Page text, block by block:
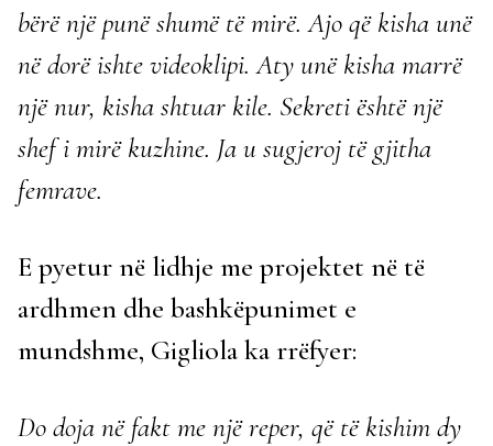
bërë një punë shumë të mirë. Ajo që kisha unë
në dorë ishte videoklipi. Aty unë kisha marrë
një nur, kisha shtuar kile. Sekreti është një
shef i mirë kuzhine. Ja u sugjeroj të gjitha
femrave.
E pyetur në lidhje me projektet në të
ardhmen dhe bashkëpunimet e
mundshme, Gigliola ka rrëfyer:
Do doja në fakt me një reper, që të kishim dy